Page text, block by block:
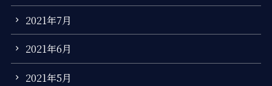
2021年7月
2021年6月
2021年5月